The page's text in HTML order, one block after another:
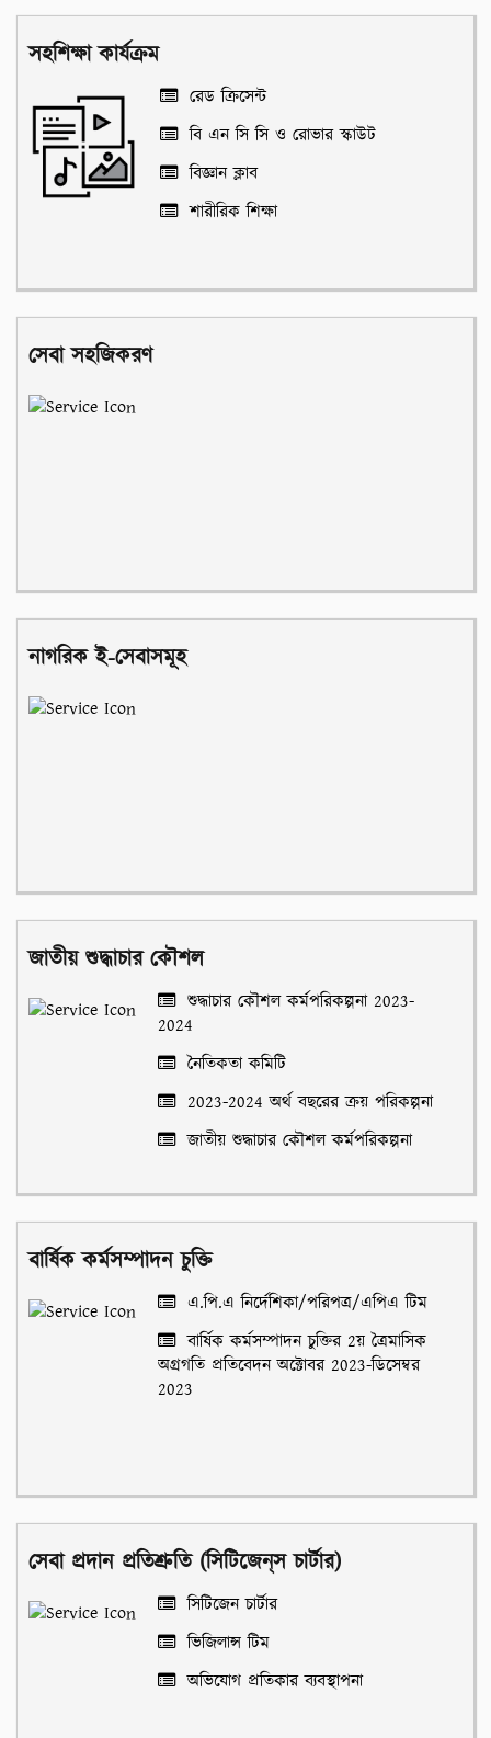
সহশিক্ষা কার্যক্রম
রেড ক্রিসেন্ট
বি এন সি সি ও রোভার স্কাউট
বিজ্ঞান ক্লাব
শারীরিক শিক্ষা
সেবা সহজিকরণ
নাগরিক ই-সেবাসমূহ
জাতীয় শুদ্ধাচার কৌশল
শুদ্ধাচার কৌশল কর্মপরিকল্পনা 2023-
2024
নৈতিকতা কমিটি
2023-2024 অর্থ বছরের ক্রয় পরিকল্পনা
জাতীয় শুদ্ধাচার কৌশল কর্মপরিকল্পনা
বার্ষিক কর্মসম্পাদন চুক্তি
এ.পি.এ নির্দেশিকা/পরিপত্র/এপিএ টিম
বার্ষিক কর্মসম্পাদন চুক্তির 2য় ত্রৈমাসিক
অগ্রগতি প্রতিবেদন অক্টোবর 2023-ডিসেম্বর
2023
সেবা প্রদান প্রতিশ্রুতি (সিটিজেন্‌স চার্টার)
সিটিজেন চার্টার
ভিজিলান্স টিম
অভিযোগ প্রতিকার ব্যবস্থাপনা